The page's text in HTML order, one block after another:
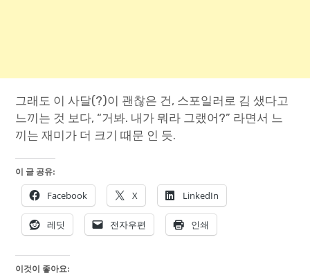
그래도 이 사달(?)이 괜찮은 건, 스포일러로 김 샜다고
느끼는 것 보다, “거봐. 내가 뭐라 그랬어?” 라면서 느
끼는 재미가 더 크기 때문 인 듯.
이 글 공유:
Facebook X LinkedIn
레딧 전자우편 인쇄
이것이 좋아요: